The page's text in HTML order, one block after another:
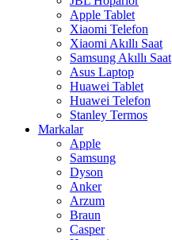
Apple Tablet
Xiaomi Telefon
Xiaomi Akıllı Saat
Samsung Akıllı Saat
Asus Laptop
Huawei Tablet
Huawei Telefon
Stanley Termos
Markalar
Apple
Samsung
Dyson
Anker
Arzum
Braun
Casper